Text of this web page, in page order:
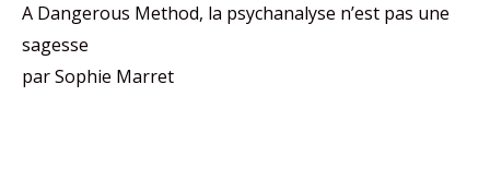
A Dangerous Method, la psychanalyse n’est pas une
sagesse
par Sophie Marret